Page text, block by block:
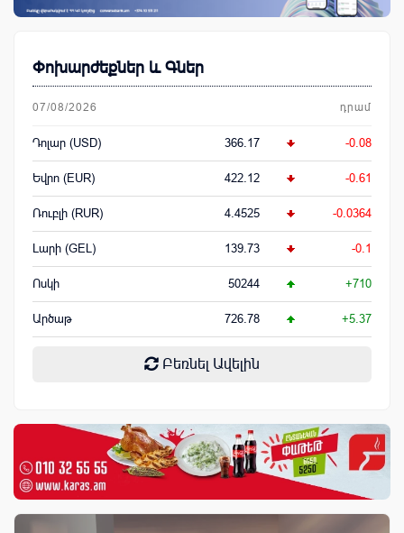
Փոխարժեքներ և Գներ
07/08/2026 դրամ
Դոլար (USD) 366.17 -0.08
Եվրո (EUR) 422.12 -0.61
Ռուբլի (RUR) 4.4525 -0.0364
Լարի (GEL) 139.73 -0.1
Ոսկի 50244 +710
Արծաթ 726.78 +5.37
Բեռնել Ավելին